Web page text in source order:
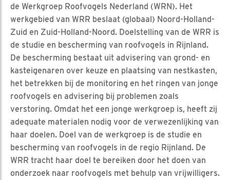
de Werkgroep Roofvogels Nederland (WRN). Het
werkgebied van WRR beslaat (globaal) Noord-Holland-
Zuid en Zuid-Holland-Noord. Doelstelling van de WRR is
de studie en bescherming van roofvogels in Rijnland.
De bescherming bestaat uit advisering van grond- en
kasteigenaren over keuze en plaatsing van nestkasten,
het betrekken bij de monitoring en het ringen van jonge
roofvogels en advisering bij problemen zoals
verstoring. Omdat het een jonge werkgroep is, heeft zij
adequate materialen nodig voor de verwezenlijking van
haar doelen. Doel van de werkgroep is de studie en
bescherming van roofvogels in de regio Rijnland. De
WRR tracht haar doel te bereiken door het doen van
onderzoek naar roofvogels met behulp van vrijwilligers.